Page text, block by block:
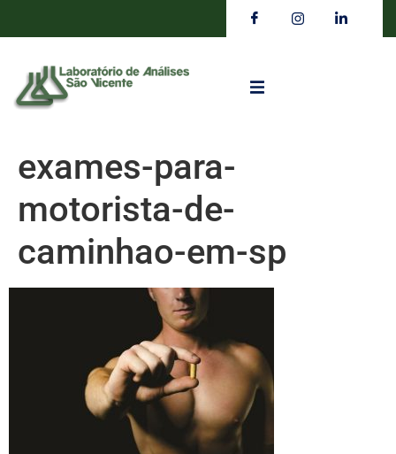
exames-para-
motorista-de-
caminhao-em-sp